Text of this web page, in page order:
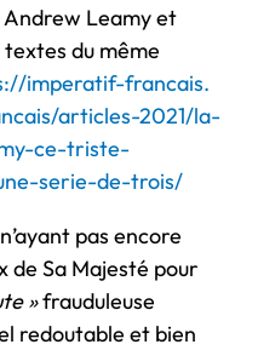
Leamy et
du même
imperatif-francais.
articles-2021/la-
ce-triste-
serie-de-trois/
pas encore
de Sa Majesté pour
»frauduleuse
redoutable et bien